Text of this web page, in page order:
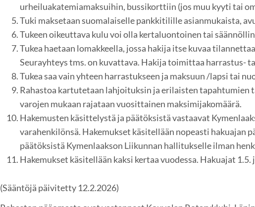
urheiluakatemiamaksuihin, bussikorttiin (jos muu kyyti tai
Tuki maksetaan suomalaiselle pankkitilille asianmukaista,
Tukeen oikeuttava kulu voi olla kertaluontoinen tai
Tukea haetaan lomakkeella, jossa hakija itse kuvaa
Seurayhteys tms. on kuvattava. Hakija toimittaa harrastus-
Tukea saa vain yhteen harrastukseen ja maksuun /lapsi tai
Rahastoa kartutetaan lahjoituksin ja erilaisten tapahtumien
varojen mukaan rajataan vuosittainen maksimijakomäärä.
Hakemusten käsittelystä ja päätöksistä vastaavat
varahenkilönsä. Hakemukset käsitellään nopeasti hakuajan
päätöksistä Kymenlaakson Liikunnan hallitukselle ilman
Hakemukset käsitellään kaksi kertaa vuodessa. Hakuajat 1.5.
(Sääntöjä päivitetty 12.2.2026)